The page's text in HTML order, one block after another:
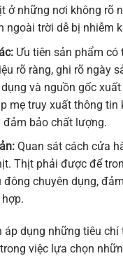
ở những nơi không rõ
ngoài trời dễ bị nhiễm
Ưu tiên sản phẩm có
rõ ràng, ghi rõ ngày
và nguồn gốc
mẹ truy xuất thông tin
đảm bảo chất lượng.
Quan sát cách cửa
Thịt phải được để
đông chuyên dụng,
áp dụng những tiêu chí
việc lựa chọn